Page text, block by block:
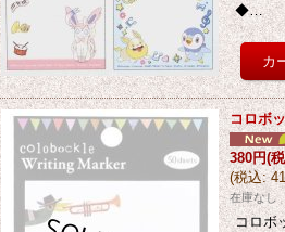
◆…
コロボ
380円(
(税込:
在庫なし
コロボ